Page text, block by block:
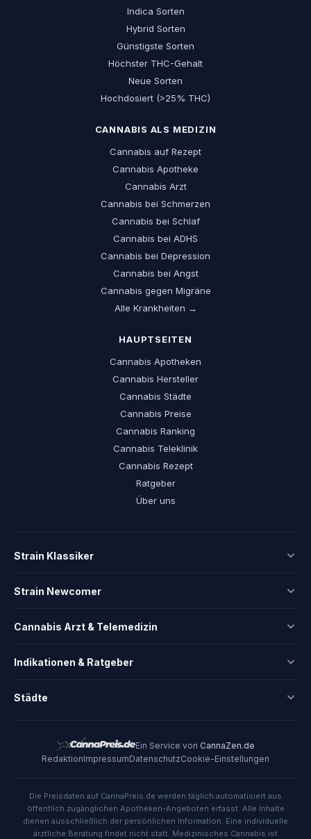
Indica Sorten
Hybrid Sorten
Günstigste Sorten
Höchster THC-Gehalt
Neue Sorten
Hochdosiert (>25% THC)
CANNABIS ALS MEDIZIN
Cannabis auf Rezept
Cannabis Apotheke
Cannabis Arzt
Cannabis bei Schmerzen
Cannabis bei Schlaf
Cannabis bei ADHS
Cannabis bei Depression
Cannabis bei Angst
Cannabis gegen Migräne
Alle Krankheiten →
HAUPTSEITEN
Cannabis Apotheken
Cannabis Hersteller
Cannabis Städte
Cannabis Preise
Cannabis Ranking
Cannabis Teleklinik
Cannabis Rezept
Ratgeber
Über uns
Strain Klassiker
Strain Newcomer
Cannabis Arzt & Telemedizin
Indikationen & Ratgeber
Städte
Ein Service von CannaZen.de
RedaktionImpressumDatenschutzCookie-Einstellungen
Die Preisdaten auf CannaPreis.de werden täglich automatisiert aus
öffentlich zugänglichen Apotheken-Angeboten erfasst. Alle Inhalte
dienen ausschließlich der persönlichen Information. Eine individuelle
ärztliche Beratung findet nicht statt. Medizinisches Cannabis ist